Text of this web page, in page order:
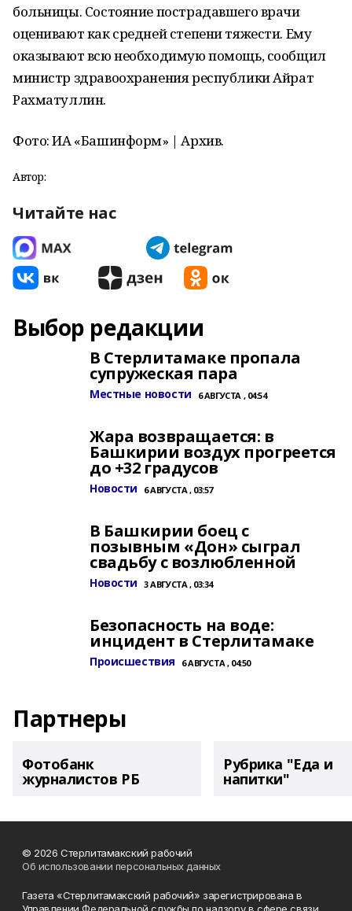
больницы. Состояние пострадавшего врачи
оценивают как средней степени тяжести. Ему
оказывают всю необходимую помощь, сообщил
министр здравоохранения республики Айрат
Рахматуллин.
Фото: ИА «Башинформ» | Архив.
Автор:
Читайте нас
Выбор редакции
В Стерлитамаке пропала
супружеская пара
Местные новости 6 АВГУСТА , 04:54
Жара возвращается: в
Башкирии воздух прогреется
до +32 градусов
Новости 6 АВГУСТА , 03:57
В Башкирии боец с
позывным «Дон» сыграл
свадьбу с возлюбленной
Новости 3 АВГУСТА , 03:34
Безопасность на воде:
инцидент в Стерлитамаке
Происшествия 6 АВГУСТА , 04:50
Партнеры
Фотобанк
журналистов РБ
Рубрика "Еда и
напитки"
© 2026 Стерлитамакский рабочий
Об использовании персональных данных
Газета «Стерлитамакский рабочий» зарегистрирована в